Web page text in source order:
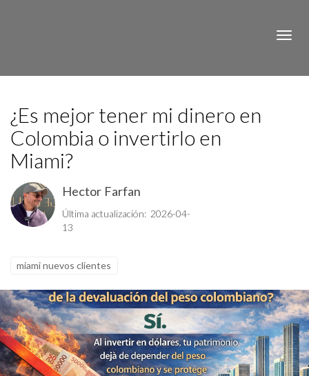
¿Es mejor tener mi dinero en
Colombia o invertirlo en
Miami?
Hector Farfan
Última actualización: 2026-04-
13
miami nuevos clientes